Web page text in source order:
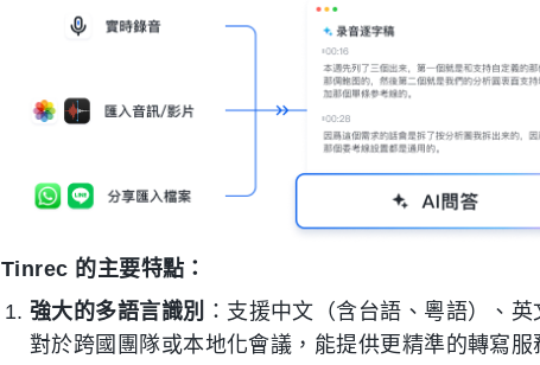
Tinrec 的主要特點：
強大的多語言識別
：支援中文（含台語、粵語）、
對於跨國團隊或本地化會議，能提供更精準的轉寫服